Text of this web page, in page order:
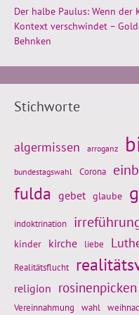
Der halbe Paulus: Wenn
Kontext verschwindet –
Behnken
Stichworte
algermissen arroganz
bundestagswahl Corona
fulda gebet glaube
indoktrination
kinder kirche liebe
Realitätsflucht
religion rosinenpicken
Vereinnahmung wahl